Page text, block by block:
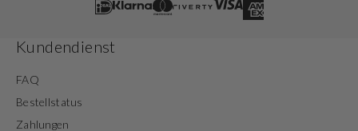
Kundendienst
FAQ
Bestellstatus
Zahlungen